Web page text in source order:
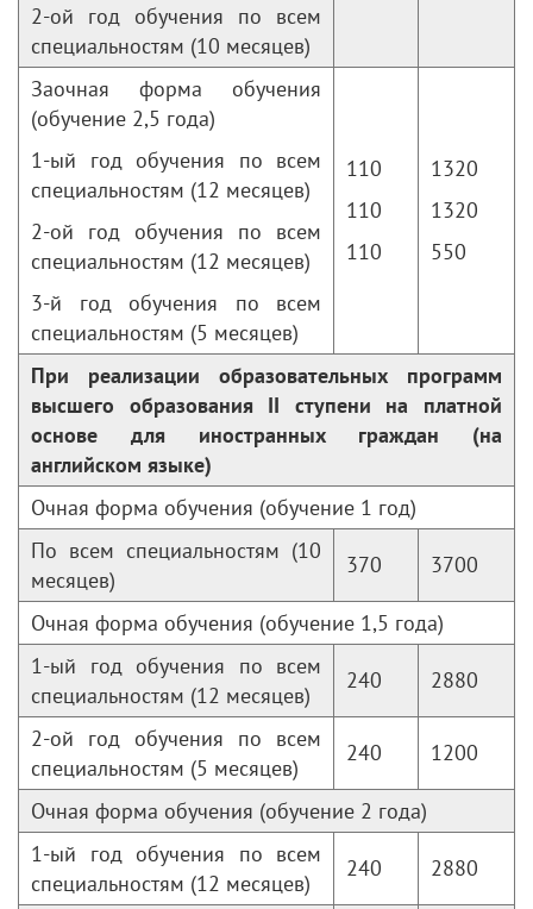
2-ой год обучения по всем
специальностям (10 месяцев)
Заочная форма обучения
(обучение 2,5 года)
1-ый год обучения по всем
специальностям (12 месяцев)
2-ой год обучения по всем
специальностям (12 месяцев)
3-й год обучения по всем
специальностям (5 месяцев)
110
110
110
1320
1320
550
При реализации образовательных программ
высшего образования II ступени на платной
основе для иностранных граждан (на
английском языке)
Очная форма обучения (обучение 1 год)
По всем специальностям (10
месяцев)
370 3700
Очная форма обучения (обучение 1,5 года)
1-ый год обучения по всем
специальностям (12 месяцев)
240 2880
2-ой год обучения по всем
специальностям (5 месяцев)
240 1200
Очная форма обучения (обучение 2 года)
1-ый год обучения по всем
специальностям (12 месяцев)
240 2880